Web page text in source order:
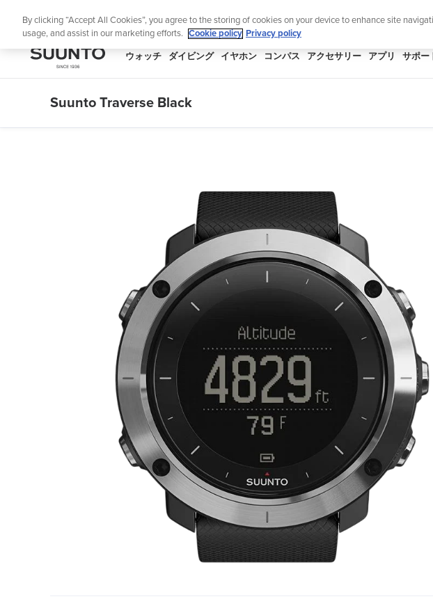
ニュースレターに登録
SUUNTO
ウォッチ ダイビング イヤホン コンパス アクセサリー アプリ サポー
Suunto Traverse Black
By clicking “Accept All Cookies”, you agree to the storing of cookies on your device to enhance site
usage, and assist in our marketing efforts.
Cookie policy Privacy policy